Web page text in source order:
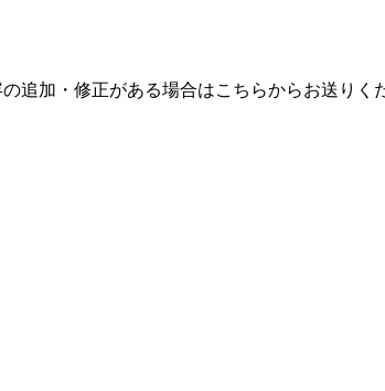
追加・修正がある場合はこちらからお送りく